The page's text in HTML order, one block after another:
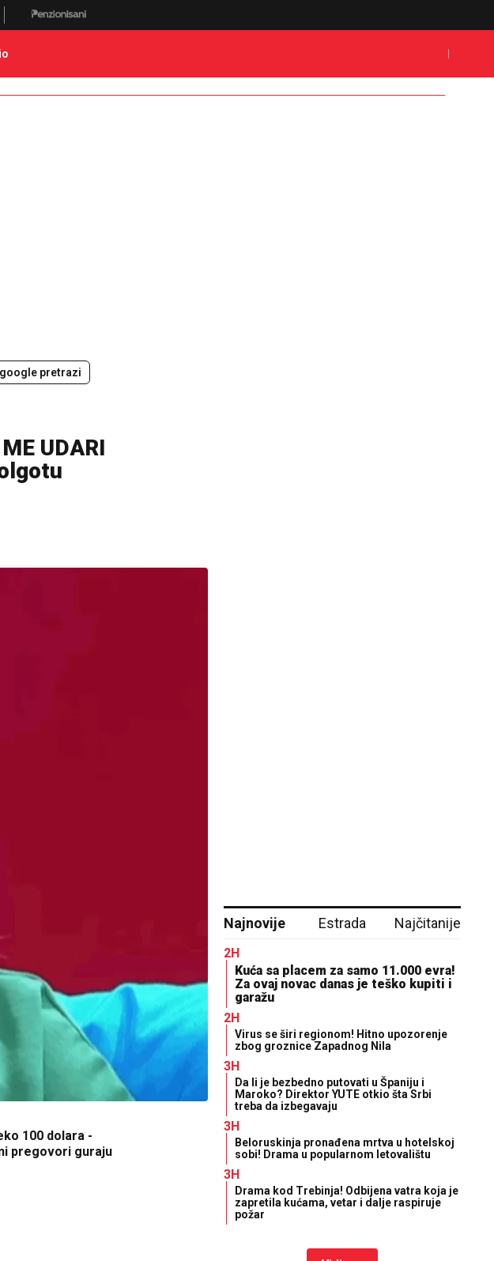
pretrazi
UDARI
100 dolara -
pregovori guraju
Najnovije Estrada Najčitanije
2H
Kuća sa placem za samo 11.000 evra!
Za ovaj novac danas je teško kupiti i
garažu
2H
Virus se širi regionom! Hitno upozorenje
zbog groznice Zapadnog Nila
3H
Da li je bezbedno putovati u Španiju i
Maroko? Direktor YUTE otkio šta Srbi
treba da izbegavaju
3H
Beloruskinja pronađena mrtva u hotelskoj
sobi! Drama u popularnom letovalištu
3H
Drama kod Trebinja! Odbijena vatra koja je
zapretila kućama, vetar i dalje raspiruje
požar